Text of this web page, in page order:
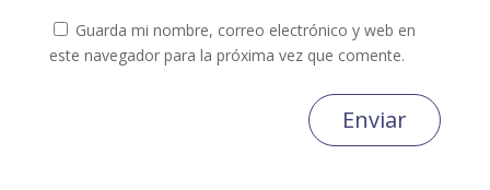
Guarda mi nombre, correo electrónico y web en
este navegador para la próxima vez que comente.
Enviar